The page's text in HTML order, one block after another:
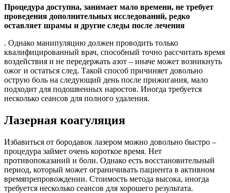
Процедура доступна, занимает мало времени, не требует
проведения дополнительных исследований, редко
оставляет шрамы и другие следы после лечения
. Однако манипуляцию должен проводить только
квалифицированный врач, способный точно рассчитать время
воздействия и не передержать азот – иначе может возникнуть
ожог и остаться след. Такой способ причиняет довольно
острую боль на следующий день после прижигания, мало
подходит для подошвенных наростов. Иногда требуется
несколько сеансов для полного удаления.
Лазерная коагуляция
Избавиться от бородавок лазером можно довольно быстро –
процедура займет очень короткое время. Нет
противопоказаний и боли. Однако есть восстановительный
период, который может ограничивать пациента в активном
времяпрепровождении. Стоимость метода высока, иногда
требуется несколько сеансов для хорошего результата.